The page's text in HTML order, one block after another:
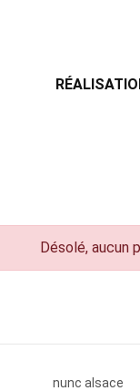
Désolé, aucun
nunc alsace